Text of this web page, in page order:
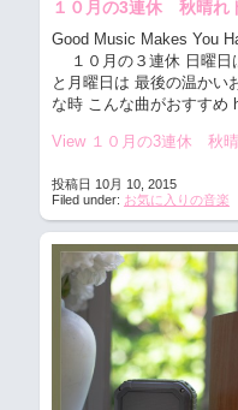
１０月の3連休 秋晴れ
Good Music Makes You
１０月の３連休 日曜日
と月曜日は 最後の温かい
な時 こんな曲がおすすめ
View １０月の3連休 秋
投稿日 10月 10, 2015
Filed under: お気に入りの音楽